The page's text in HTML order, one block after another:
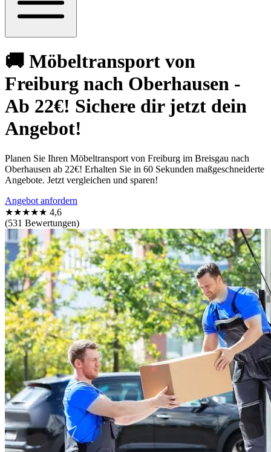
🚚 Möbeltransport von
Freiburg nach Oberhausen -
Ab 22€! Sichere dir jetzt dein
Angebot!
Planen Sie Ihren Möbeltransport von Freiburg im Breisgau nach
Oberhausen ab 22€! Erhalten Sie in 60 Sekunden maßgeschneiderte
Angebote. Jetzt vergleichen und sparen!
Angebot anfordern
★★★★★ 4,6
(531 Bewertungen)